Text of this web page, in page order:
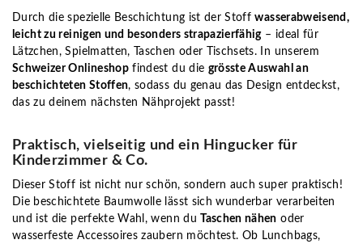
Durch die spezielle Beschichtung ist der Stoffwasserabweisend,
leicht zu reinigen und besonders strapazierfähig– ideal für
Lätzchen, Spielmatten, Taschen oder Tischsets. In unserem
Schweizer Onlineshop findest du die grösste Auswahl an
beschichteten Stoffen, sodass du genau das Design entdeckst,
das zu deinem nächsten Nähprojekt passt!
Praktisch, vielseitig und ein Hingucker für
Kinderzimmer & Co.
Dieser Stoff ist nicht nur schön, sondern auch super praktisch!
Die beschichtete Baumwolle lässt sich wunderbar verarbeiten
und ist die perfekte Wahl, wenn du
Taschen nähen oder
wasserfeste Accessoires zaubern möchtest. Ob Lunchbags,